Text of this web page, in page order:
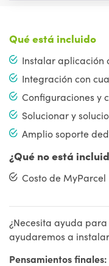
Qué está incluido
Instalar aplicación
Integración con
Configuraciones y
Solucionar y
Amplio soporte
¿Qué no está
Costo de MyParcel
¿Necesita ayuda
ayudaremos a
Pensamientos finales: